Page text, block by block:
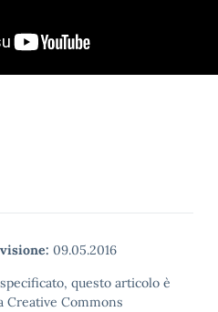
09.05.2016
questo articolo è
Creative Commons